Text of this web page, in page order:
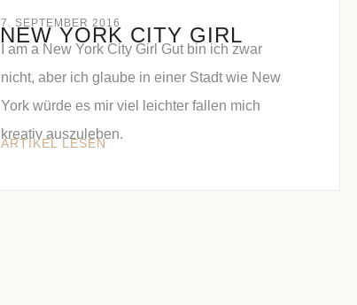
7. SEPTEMBER 2016
NEW YORK CITY GIRL
I am a New York City Girl Gut bin ich zwar
nicht, aber ich glaube in einer Stadt wie New
York würde es mir viel leichter fallen mich
kreativ auszuleben.
ARTIKEL LESEN